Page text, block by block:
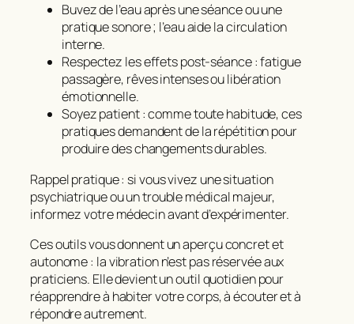
Buvez de l’eau après une séance ou une
pratique sonore ; l’eau aide la circulation
interne.
Respectez les effets post-séance : fatigue
passagère, rêves intenses ou libération
émotionnelle.
Soyez patient : comme toute habitude, ces
pratiques demandent de la répétition pour
produire des changements durables.
Rappel pratique : si vous vivez une situation
psychiatrique ou un trouble médical majeur,
informez votre médecin avant d’expérimenter.
Ces outils vous donnent un aperçu concret et
autonome : la vibration n’est pas réservée aux
praticiens. Elle devient un outil quotidien pour
réapprendre à habiter votre corps, à écouter et à
répondre autrement.